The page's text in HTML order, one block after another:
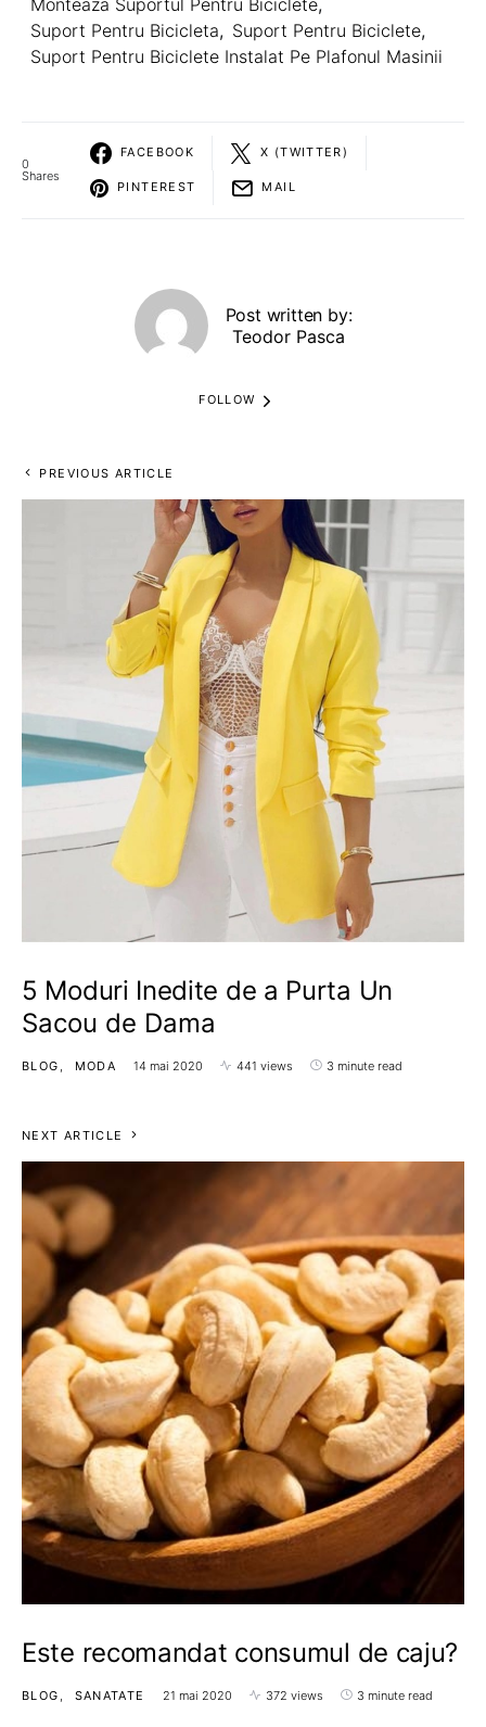
Suport Pentru Bicicleta, Suport Pentru Biciclete,
Suport Pentru Biciclete Instalat Pe Plafonul Masinii
0
Shares
FACEBOOK X (TWITTER)
PINTEREST MAIL
Post written by:
Teodor Pasca
FOLLOW
PREVIOUS ARTICLE
5 Moduri Inedite de a Purta Un
Sacou de Dama
BLOG MODA 14 mai 2020 441 views 3 minute read
NEXT ARTICLE
Este recomandat consumul de caju?
BLOG SANATATE 21 mai 2020 372 views 3 minute read